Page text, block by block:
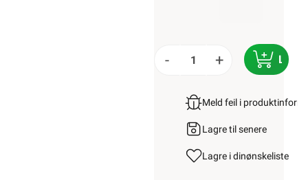
- +
Meld feil i
Lagre til senere
Lagre i dinønskeliste